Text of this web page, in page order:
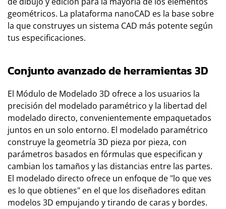
geométricos. La plataforma nanoCAD es la base sobre
la que construyes un sistema CAD más potente según
tus especificaciones.
Conjunto avanzado de herramientas 3D
El Módulo de Modelado 3D ofrece a los usuarios la
precisión del modelado paramétrico y la libertad del
modelado directo, convenientemente empaquetados
juntos en un solo entorno. El modelado paramétrico
construye la geometría 3D pieza por pieza, con
parámetros basados en fórmulas que especifican y
cambian los tamaños y las distancias entre las partes.
El modelado directo ofrece un enfoque de "lo que ves
es lo que obtienes" en el que los diseñadores editan
modelos 3D empujando y tirando de caras y bordes.